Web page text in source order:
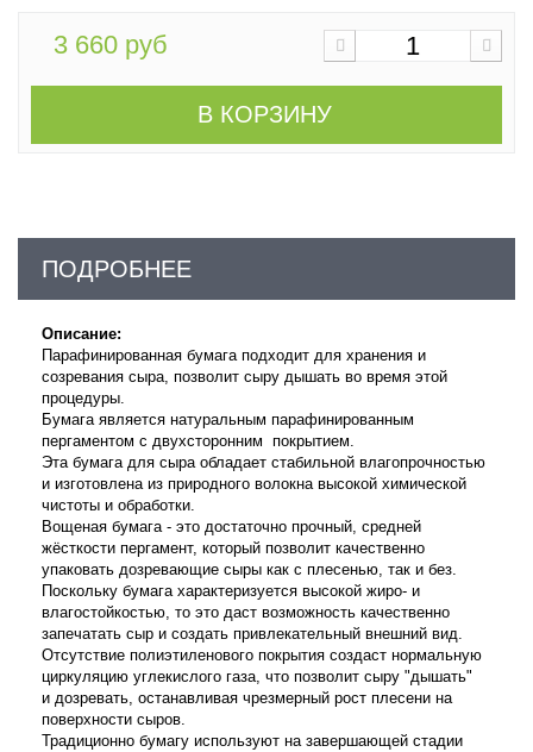
3 660 руб
В КОРЗИНУ
ПОДРОБНЕЕ
Описание:
Парафинированная бумага подходит для хранения и
созревания сыра, позволит сыру дышать во время этой
процедуры.
Бумага является натуральным парафинированным
пергаментом с двухсторонним покрытием.
Эта бумага для сыра обладает стабильной влагопрочностью
и изготовлена из природного волокна высокой химической
чистоты и обработки.
Вощеная бумага - это достаточно прочный, средней
жёсткости пергамент, который позволит качественно
упаковать дозревающие сыры как с плесенью, так и без.
Поскольку бумага характеризуется высокой жиро- и
влагостойкостью, то это даст возможность качественно
запечатать сыр и создать привлекательный внешний вид.
Отсутствие полиэтиленового покрытия создаст нормальную
циркуляцию углекислого газа, что позволит сыру "дышать"
и дозревать, останавливая чрезмерный рост плесени на
поверхности сыров.
Традиционно бумагу используют на завершающей стадии